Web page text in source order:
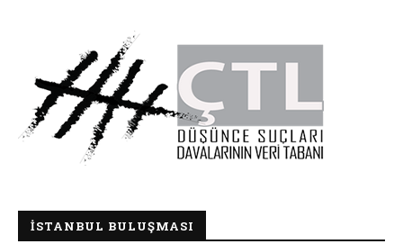
İSTANBUL BULUŞMASI